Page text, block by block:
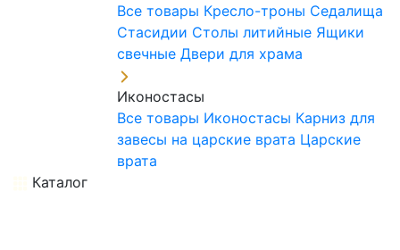
Все товары Кресло-троны Седалища
Стасидии Столы литийные Ящики
свечные Двери для храма
Иконостасы
Все товары Иконостасы Карниз для
завесы на царские врата Царские
врата
Каталог